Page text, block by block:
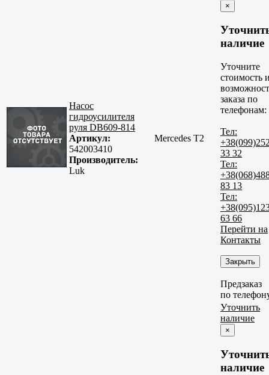
Насос
гидроусилителя
руля DB609-814
Артикул:
542003410
Производитель:
Luk
Mercedes T2
×
наличие
Уточните
стоимость
заказа по
телефонам:
Тел:
33 32
Тел:
83 13
Тел:
63 66
Перейти на
Контакты
Закрыть
Предзаказ
по
Уточнить
наличие
×
наличие